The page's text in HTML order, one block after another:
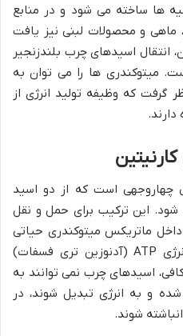
ها ساخته می شود و در منابع
ماهی و محصولات لبنی نیز یافت
انتقال اسیدهای چرب بلندزنجیر
میتوکندری ها را می توان به
گرفت که وظیفه تولید انرژی از
چهاروجهی است که از دو اسید
شود. این ترکیب برای حمل و نقل
ماتریکس میتوکندری حیاتی
است؛ فرآیندی که برای تولید انرژی ATP (آدنوزین تری فسفات)
اسیدهای چرب نمی توانند به
و به انرژی تبدیل شوند، در
شوند.